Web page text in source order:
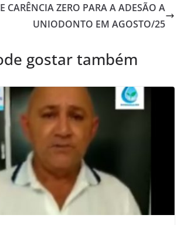
CARÊNCIA ZERO PARA A ADESÃO A
UNIODONTO EM AGOSTO/25
gostar também